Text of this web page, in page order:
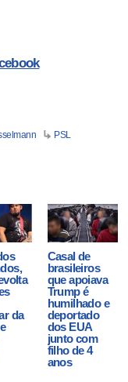
PSL
da
Casal de
brasileiros
que apoiava
Trump é
humilhado e
deportado
dos EUA
junto com
filho de 4
anos